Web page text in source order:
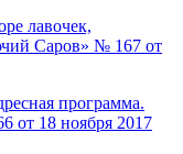
лавочек,
Саров» № 167 от
программа.
от 18 ноября 2017